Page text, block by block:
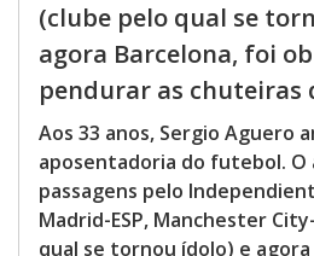
(clube pelo qual se
agora Barcelona, foi
pendurar as chuteiras
Aos 33 anos, Sergio Aguero
aposentadoria do futebol. O
passagens pelo
Madrid-ESP, Manchester
qual se tornou ídolo) e